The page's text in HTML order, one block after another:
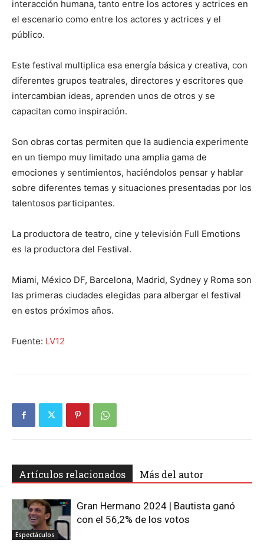
interacción humana, tanto entre los actores y actrices en
el escenario como entre los actores y actrices y el
público.
Este festival multiplica esa energía básica y creativa, con
diferentes grupos teatrales, directores y escritores que
intercambian ideas, aprenden unos de otros y se
capacitan como inspiración.
Son obras cortas permiten que la audiencia experimente
en un tiempo muy limitado una amplia gama de
emociones y sentimientos, haciéndolos pensar y hablar
sobre diferentes temas y situaciones presentadas por los
talentosos participantes.
La productora de teatro, cine y televisión Full Emotions
es la productora del Festival.
Miami, México DF, Barcelona, Madrid, Sydney y Roma son
las primeras ciudades elegidas para albergar el festival
en estos próximos años.
Fuente: LV12
Artículos relacionados Más del autor
Espectáculos
Gran Hermano 2024 | Bautista ganó
con el 56,2% de los votos